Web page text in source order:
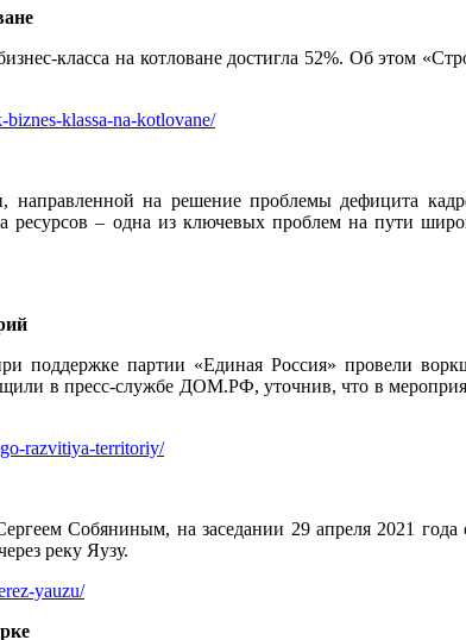
класса на котловане достигла 52%. Об этом
klassa-na-kotlovane/
на решение проблемы дефицита
ресурсов – одна из ключевых проблем на пути
партии «Единая Россия» провели
в пресс-службе ДОМ.РФ, уточнив, что в
razvitiya-territoriy/
Собяниным, на заседании 29 апреля 2021 года
реку Яузу.
yauzu/